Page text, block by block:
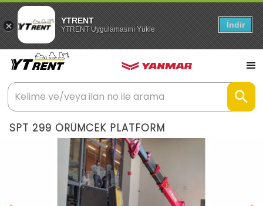
YTRENT
YTRENT Uygulamasını Yükle İndir
SPT 299 ÖRÜMCEK PLATFORM